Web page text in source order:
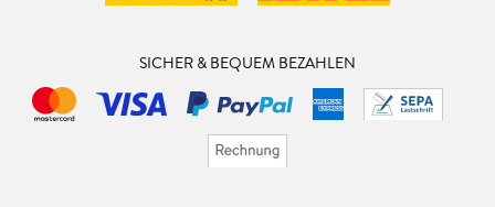
SICHER & BEQUEM BEZAHLEN